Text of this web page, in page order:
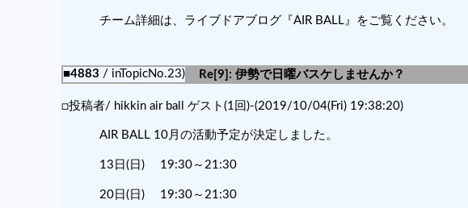
チーム詳細は、ライブドアブログ『AIR BALL』をご覧ください。
■4883 / inTopicNo.23)
Re[9]: 伊勢で日曜バスケしませんか？
□投稿者/ hikkin air ball ゲスト(1回)-(2019/10/04(Fri) 19:38:20)
AIR BALL 10月の活動予定が決定しました。
13日(日) 19:30～21:30
20日(日) 19:30～21:30